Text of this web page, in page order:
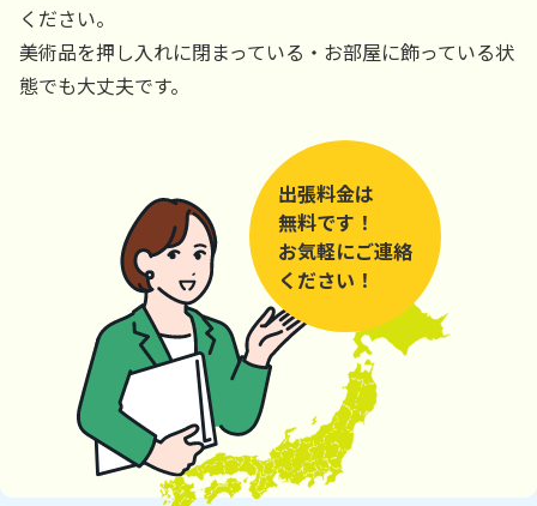
ください。
美術品を押し入れに閉まっている・お部屋に飾っている状
態でも大丈夫です。
出張料金は
無料です！
お気軽にご連絡
ください！